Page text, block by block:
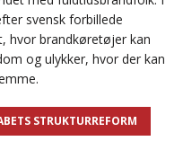
svensk forbillede
hvor brandkøretøjer kan
og ulykker, hvor der kan
STRUKTURREFORM